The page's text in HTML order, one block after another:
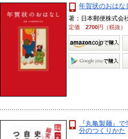
年賀状のおはな
著：日本郵便株式会
定価2700円（税抜）
『丸亀製麺』
分のつくりかた